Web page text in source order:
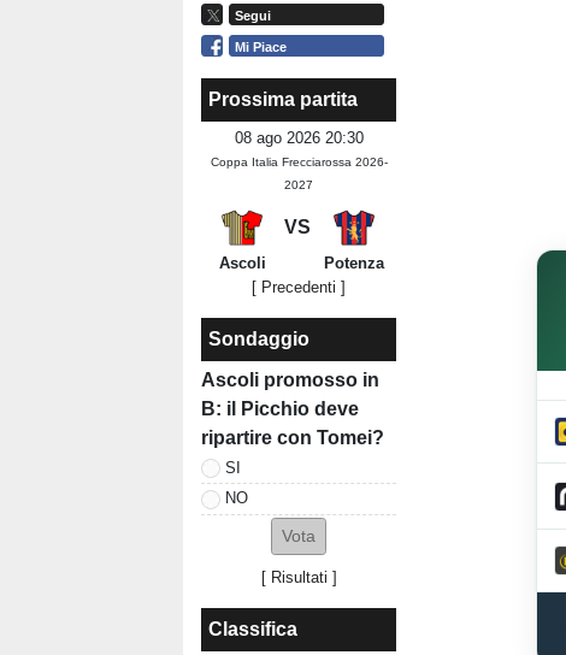
Segui
Mi Piace
Prossima partita
08 ago 2026 20:30
Coppa Italia Frecciarossa 2026-
2027
VS
Ascoli
Potenza
[ Precedenti ]
Sondaggio
Ascoli promosso in
B: il Picchio deve
ripartire con Tomei?
SI
NO
[ Risultati ]
Classifica